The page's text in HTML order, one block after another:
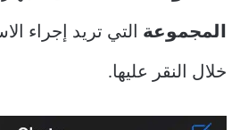
المجموعة التي تريد إجراء
خلال النقر عليها.